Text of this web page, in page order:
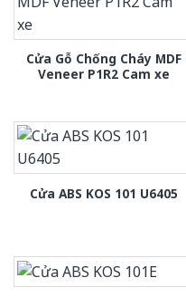
Cửa Gỗ Chống Cháy MDF
Veneer P1R2 Cam xe
Cửa ABS KOS 101 U6405